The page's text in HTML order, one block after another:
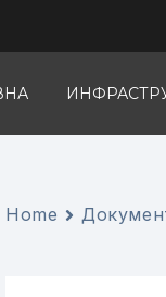
Home